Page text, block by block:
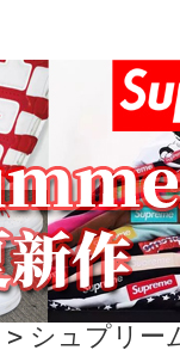
> シュプリー